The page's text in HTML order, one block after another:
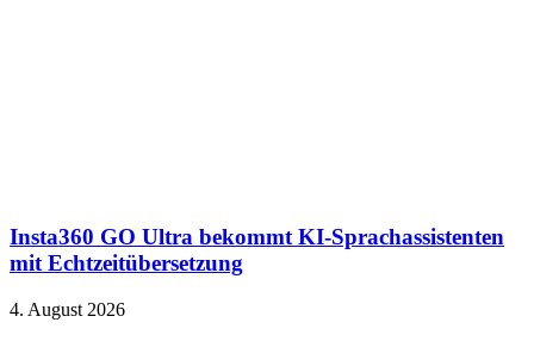
Insta360 GO Ultra bekommt KI-Sprachassistenten
mit Echtzeitübersetzung
4. August 2026